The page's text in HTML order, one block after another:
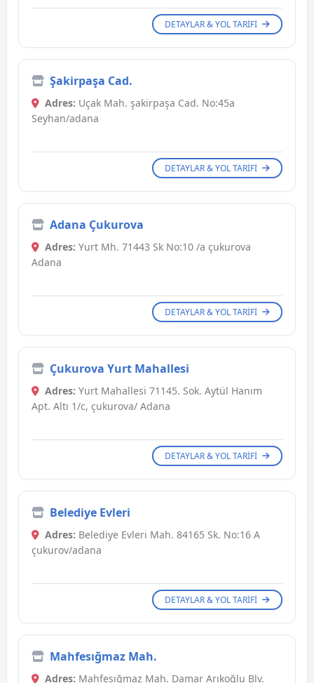
DETAYLAR & YOL TARIFI
Şakirpaşa Cad.
Adres: Uçak Mah. şakirpaşa Cad. No:45a
Seyhan/adana
DETAYLAR & YOL TARIFI
Adana Çukurova
Adres: Yurt Mh. 71443 Sk No:10 /a çukurova
Adana
DETAYLAR & YOL TARIFI
Çukurova Yurt Mahallesi
Adres: Yurt Mahallesi 71145. Sok. Aytül Hanım
Apt. Altı 1/c, çukurova/ Adana
DETAYLAR & YOL TARIFI
Belediye Evleri
Adres: Belediye Evleri Mah. 84165 Sk. No:16 A
çukurov/adana
DETAYLAR & YOL TARIFI
Mahfesığmaz Mah.
Adres: Mahfesığmaz Mah. Damar Arıkoğlu Blv.